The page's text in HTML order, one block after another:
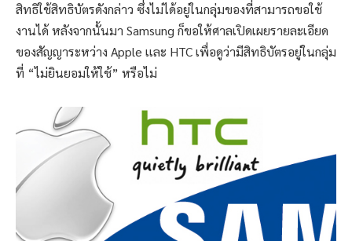
สิทธิใช้สิทธิบัตรดังกล่าว ซึ่งไม่ได้อยู่ในกลุ่มของที่สามารถขอใช้
งานได้ หลังจากนั้นมา Samsung ก็ขอให้ศาลเปิดเผยรายละเอียด
ของสัญญาระหว่าง Apple เเละ HTC เพื่อดูว่ามีสิทธิบัตรอยู่ในกลุ่ม
ที่ “ไม่ยินยอมให้ใช้” หรือไม่